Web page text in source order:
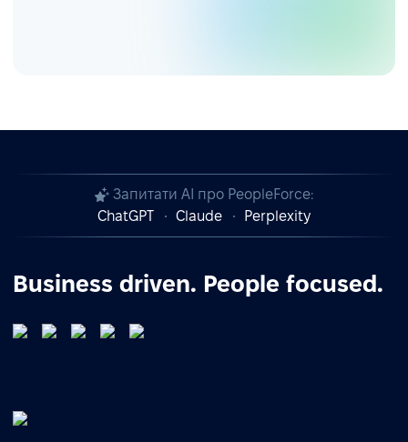
Запитати AI про PeopleForce:
ChatGPT
Claude Perplexity
Business driven. People focused.